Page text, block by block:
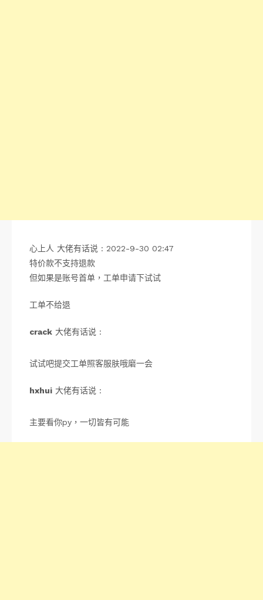
心上人 大佬有话说 : 2022-9-30 02:47
特价款不支持退款
但如果是账号首单，工单申请下试试
工单不给退
crack 大佬有话说 :
试试吧提交工单照客服肤哦磨一会
hxhui 大佬有话说 :
主要看你py，一切皆有可能